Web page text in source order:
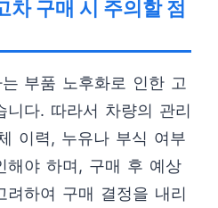
차 구매 시 주의할 점
부품 노후화로 인한 고
니다. 따라서 차량의 관리
이력, 누유나 부식 여부
해야 하며, 구매 후 예상
려하여 구매 결정을 내리